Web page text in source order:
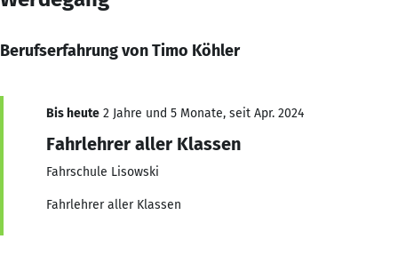
Berufserfahrung von Timo Köhler
Bis heute 2 Jahre und 5 Monate, seit Apr. 2024
Fahrlehrer aller Klassen
Fahrschule Lisowski
Fahrlehrer aller Klassen